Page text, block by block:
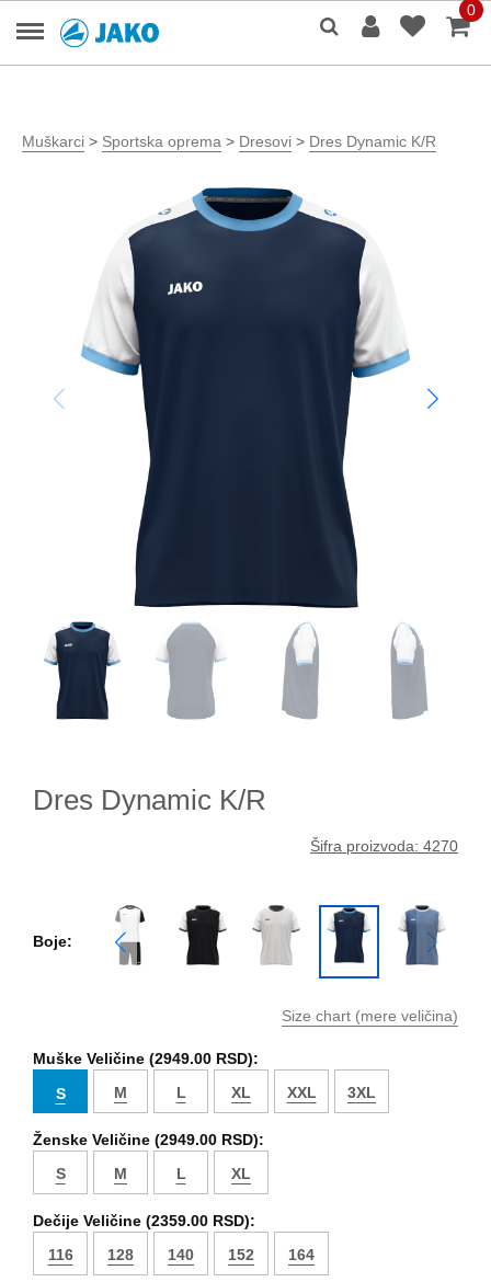
0
Muškarci > Sportska oprema > Dresovi > Dres Dynamic K/R
Dres Dynamic K/R
Šifra proizvoda: 4270
Boje:
Size chart (mere veličina)
Muške Veličine (2949.00 RSD):
S
M L XL XXL 3XL
Ženske Veličine (2949.00 RSD):
S
M L XL
Dečije Veličine (2359.00 RSD):
116
128 140 152 164